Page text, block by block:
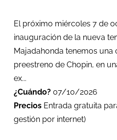
El próximo miércoles 7 de
inauguración de la nueva
Majadahonda tenemos una
preestreno de Chopin, en
ex...
¿Cuándo? 07/10/2026
Precios Entrada gratuita
gestión por internet)